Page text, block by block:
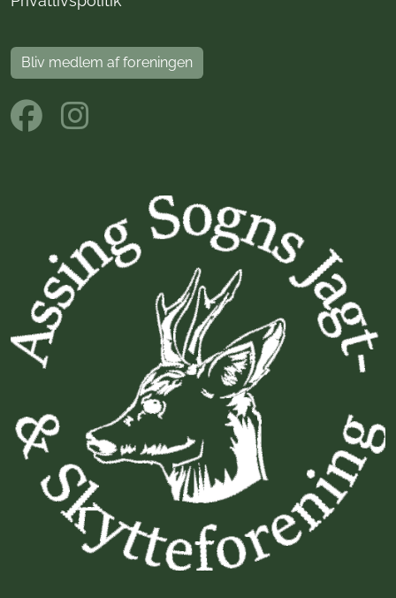
Bliv medlem af foreningen